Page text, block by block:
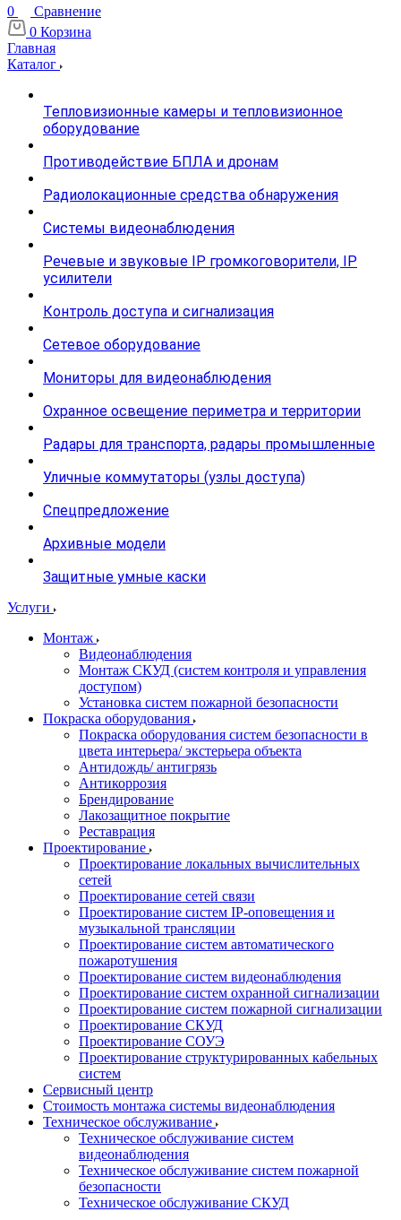
0
Сравнение
0 Корзина
Главная
Каталог
Тепловизионные камеры и тепловизионное
оборудование
Противодействие БПЛА и дронам
Радиолокационные средства обнаружения
Системы видеонаблюдения
Речевые и звуковые IP громкоговорители, IP
усилители
Контроль доступа и сигнализация
Сетевое оборудование
Мониторы для видеонаблюдения
Охранное освещение периметра и территории
Радары для транспорта, радары промышленные
Уличные коммутаторы (узлы доступа)
Спецпредложение
Архивные модели
Защитные умные каски
Услуги
Монтаж
Видеонаблюдения
Монтаж СКУД (систем контроля и управления
доступом)
Установка систем пожарной безопасности
Покраска оборудования
Покраска оборудования систем безопасности в
цвета интерьера/ экстерьера объекта
Антидождь/ антигрязь
Антикоррозия
Брендирование
Лакозащитное покрытие
Реставрация
Проектирование
Проектирование локальных вычислительных
сетей
Проектирование сетей связи
Проектирование систем IP-оповещения и
музыкальной трансляции
Проектирование систем автоматического
пожаротушения
Проектирование систем видеонаблюдения
Проектирование систем охранной сигнализации
Проектирование систем пожарной сигнализации
Проектирование СКУД
Проектирование СОУЭ
Проектирование структурированных кабельных
систем
Сервисный центр
Стоимость монтажа системы видеонаблюдения
Техническое обслуживание
Техническое обслуживание систем
видеонаблюдения
Техническое обслуживание систем пожарной
безопасности
Техническое обслуживание СКУД